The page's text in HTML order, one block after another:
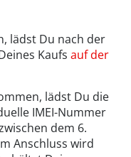
lädst Du nach der
Kaufs auf der
lädst Du die
IMEI-Nummer
dem 6.
Anschluss wird